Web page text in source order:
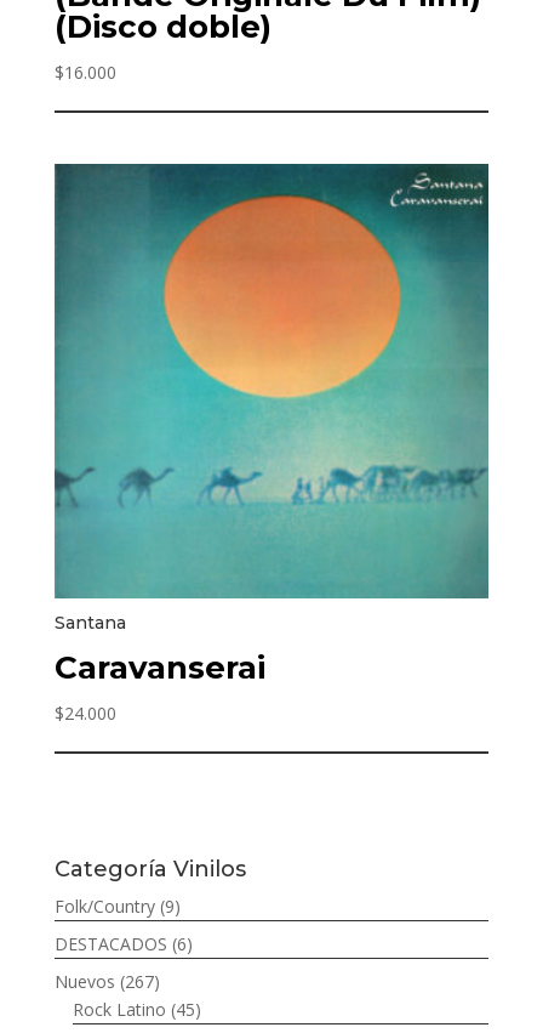
(Disco doble)
$16.000
Santana
Caravanserai
$24.000
Categoría Vinilos
Folk/Country (9)
DESTACADOS (6)
Nuevos (267)
Rock Latino (45)